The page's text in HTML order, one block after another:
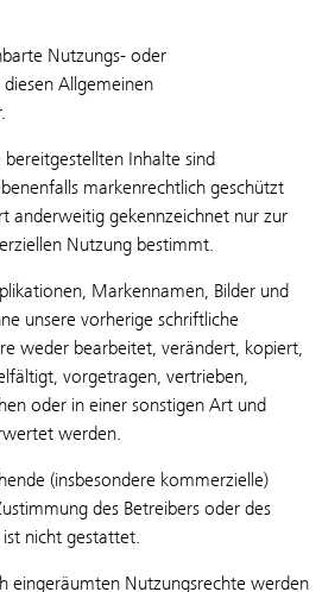
Nutzungs- oder
Allgemeinen
Inhalte sind
markenrechtlich geschützt
anderweitig gekennzeichnet nur zur
Nutzung bestimmt.
Markennamen, Bilder und
unsere vorherige schriftliche
weder bearbeitet, verändert, kopiert,
vorgetragen, vertrieben,
oder in einer sonstigen Art und
werden.
(insbesondere kommerzielle)
des Betreibers oder des
nicht gestattet.
eingeräumten Nutzungsrechte werden